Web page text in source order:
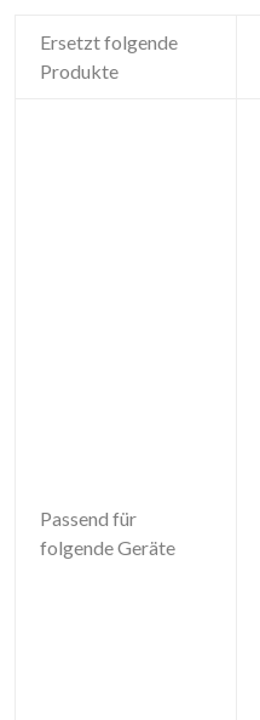
Ersetzt folgende
Produkte
Passend für
folgende Geräte